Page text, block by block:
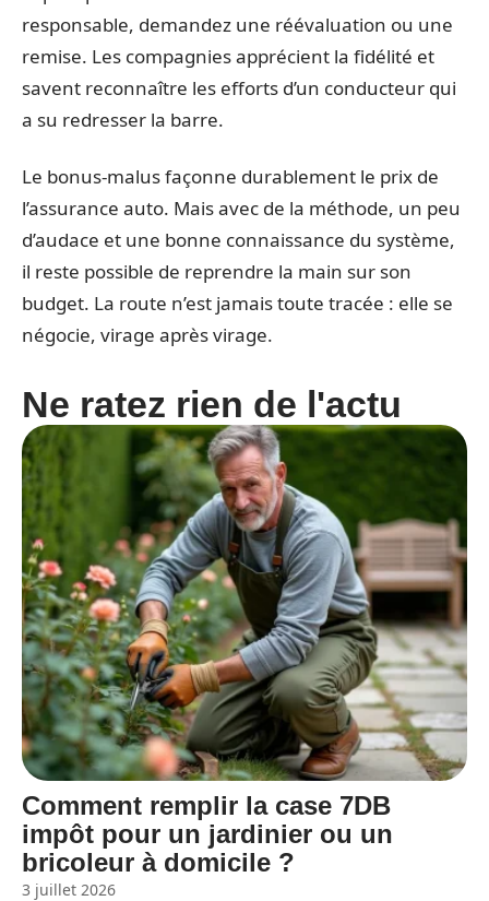
responsable, demandez une réévaluation ou une
remise. Les compagnies apprécient la fidélité et
savent reconnaître les efforts d’un conducteur qui
a su redresser la barre.
Le bonus-malus façonne durablement le prix de
l’assurance auto. Mais avec de la méthode, un peu
d’audace et une bonne connaissance du système,
il reste possible de reprendre la main sur son
budget. La route n’est jamais toute tracée : elle se
négocie, virage après virage.
Ne ratez rien de l'actu
Comment remplir la case 7DB
impôt pour un jardinier ou un
bricoleur à domicile ?
3 juillet 2026